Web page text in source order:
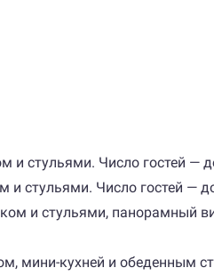
и стульями. Число гостей —
и стульями. Число гостей —
и стульями, панорамный
мини-кухней и обеденным